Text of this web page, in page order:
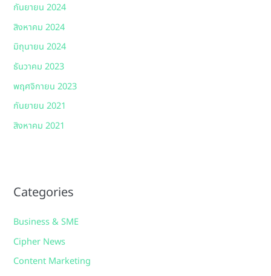
กันยายน 2024
สิงหาคม 2024
มิถุนายน 2024
ธันวาคม 2023
พฤศจิกายน 2023
กันยายน 2021
สิงหาคม 2021
Categories
Business & SME
Cipher News
Content Marketing